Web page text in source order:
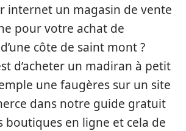
internet un magasin de vente
pour votre achat de
côte de saint mont ?
d’acheter un madiran à petit
une faugères sur un site
dans notre guide gratuit
boutiques en ligne et cela de